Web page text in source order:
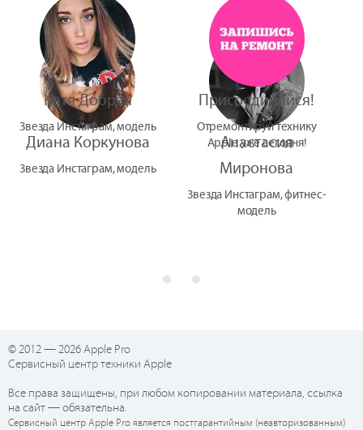
Диана Коркунова
Звезда Инстаграм, модель
Анастасия
Миронова
Звезда Инстаграм, фитнес-
модель
Катя Добрая
Звезда Инстаграм, модель
Присоединяйся!
Отремонтируй технику
Apple уже сегодня!
© 2012 — 2026 Apple Pro
Сервисный центр техники Apple
Все права защищены, при любом копировании материала, ссылка
на сайт — обязательна.
Сервисный центр Apple Pro является постгарантийным (неавторизованным)